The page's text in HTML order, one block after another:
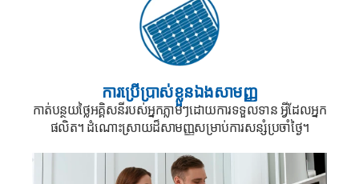
ការប្រើប្រាស់ខ្លួនឯងសាមញ្ញ
កាត់បន្ថយថ្លៃអគ្គិសនីរបស់អ្នកភ្លាមៗដោយការទទួលទាន អ្វីដែលអ្នក
ផលិត។ ដំណោះស្រាយដ៏សាមញ្ញសម្រាប់ការសន្សំប្រចាំថ្ងៃ។